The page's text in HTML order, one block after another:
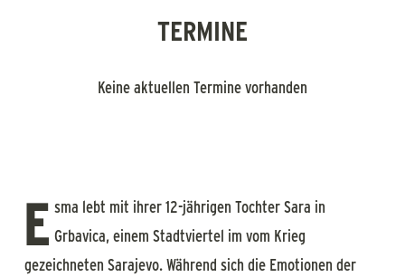
TERMINE
Keine aktuellen Termine vorhanden
E sma lebt mit ihrer 12-jährigen Tochter Sara in
Grbavica, einem Stadtviertel im vom Krieg
gezeichneten Sarajevo. Während sich die Emotionen der